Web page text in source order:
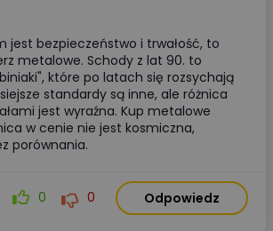
jest bezpieczeństwo i trwałość, to
metalowe. Schody z lat 90. to
które po latach się rozsychają
standardy są inne, ale różnica
jest wyraźna. Kup metalowe
w cenie nie jest kosmiczna,
porównania.
0 0 Odpowiedz